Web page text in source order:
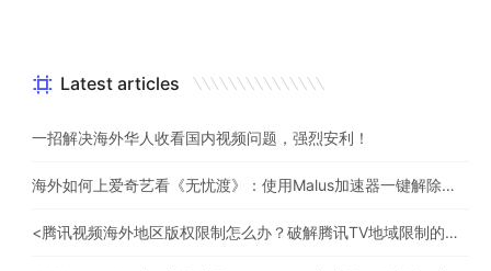
Latest articles
一招解决海外华人收看国内视频问题，强烈安利！
海外如何上爱奇艺看《无忧渡》：使用Malus加速器一键解除地域限制
<腾讯视频海外地区版权限制怎么办？破解腾讯TV地域限制的办法>